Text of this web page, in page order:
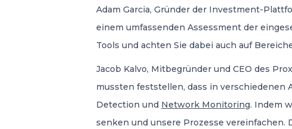
Adam Garcia, Gründer der Investment-
einem umfassenden Assessment der
Tools und achten Sie dabei auch auf
Jacob Kalvo, Mitbegründer und CEO des
mussten feststellen, dass in
Detection und Network Monitoring. Indem
senken und unsere Prozesse vereinfachen.